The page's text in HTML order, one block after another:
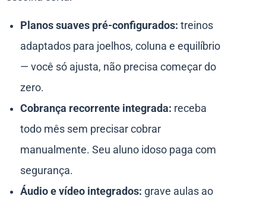
Planos suaves pré-configurados: treinos
adaptados para joelhos, coluna e equilíbrio
— você só ajusta, não precisa começar do
zero.
Cobrança recorrente integrada: receba
todo mês sem precisar cobrar
manualmente. Seu aluno idoso paga com
segurança.
Áudio e vídeo integrados: grave aulas ao